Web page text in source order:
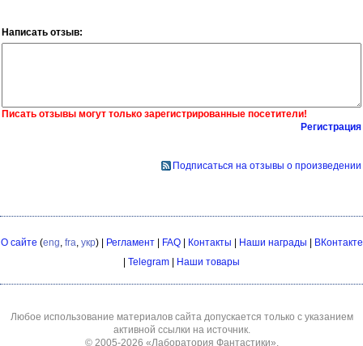
Написать отзыв:
Писать отзывы могут только зарегистрированные посетители!
Регистрация
Подписаться на отзывы о произведении
О сайте (eng fra укр) | Регламент| FAQ| Контакты | Наши награды | ВКонтакте
| Telegram | Наши товары
Любое использование материалов сайта допускается только с указанием
активной ссылки на источник.
© 2005-2026 «Лаборатория Фантастики»